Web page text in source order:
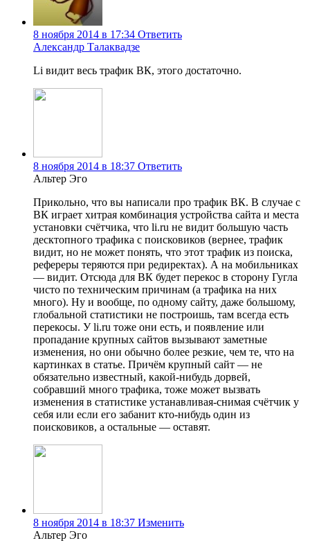
8 ноября 2014 в 17:34 Ответить
Александр Талаквадзе
Li видит весь трафик ВК, этого достаточно.
8 ноября 2014 в 18:37 Ответить
Альтер Эго
Прикольно, что вы написали про трафик ВК. В случае с
ВК играет хитрая комбинация устройства сайта и места
установки счётчика, что li.ru не видит большую часть
десктопного трафика с поисковиков (вернее, трафик
видит, но не может понять, что этот трафик из поиска,
рефереры теряются при редиректах). А на мобильниках
— видит. Отсюда для ВК будет перекос в сторону Гугла
чисто по техническим причинам (а трафика на них
много). Ну и вообще, по одному сайту, даже большому,
глобальной статистики не построишь, там всегда есть
перекосы. У li.ru тоже они есть, и появление или
пропадание крупных сайтов вызывают заметные
изменения, но они обычно более резкие, чем те, что на
картинках в статье. Причём крупный сайт — не
обязательно известный, какой-нибудь дорвей,
собравший много трафика, тоже может вызвать
изменения в статистике устанавливая-снимая счётчик у
себя или если его забанит кто-нибудь один из
поисковиков, а остальные — оставят.
8 ноября 2014 в 18:37 Изменить
Альтер Эго